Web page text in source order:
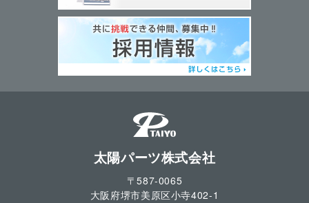
太陽パーツ株式会社
〒587-0065
大阪府堺市美原区小寺402-1